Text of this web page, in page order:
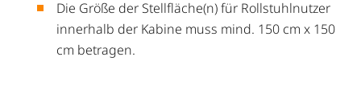
Die Größe der Stellfläche(n) für Rollstuhlnutzer
innerhalb der Kabine muss mind. 150 cm x 150
cm betragen.